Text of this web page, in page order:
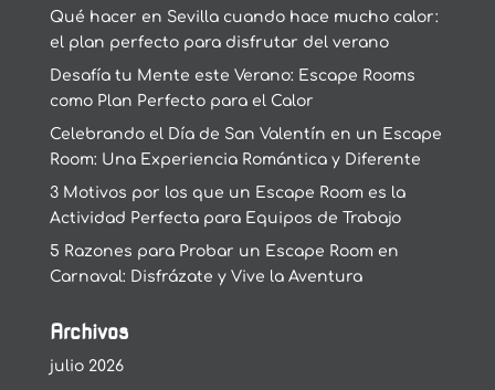
Qué hacer en Sevilla cuando hace mucho calor:
el plan perfecto para disfrutar del verano
Desafía tu Mente este Verano: Escape Rooms
como Plan Perfecto para el Calor
Celebrando el Día de San Valentín en un Escape
Room: Una Experiencia Romántica y Diferente
3 Motivos por los que un Escape Room es la
Actividad Perfecta para Equipos de Trabajo
5 Razones para Probar un Escape Room en
Carnaval: Disfrázate y Vive la Aventura
Archivos
julio 2026